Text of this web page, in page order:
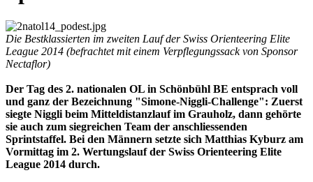
Die Bestklassierten im zweiten Lauf der Swiss Orienteering Elite
League 2014 (befrachtet mit einem Verpflegungssack von Sponsor
Nectaflor)
Der Tag des 2. nationalen OL in Schönbühl BE entsprach voll
und ganz der Bezeichnung "Simone-Niggli-Challenge": Zuerst
siegte Niggli beim Mitteldistanzlauf im Grauholz, dann gehörte
sie auch zum siegreichen Team der anschliessenden
Sprintstaffel. Bei den Männern setzte sich Matthias Kyburz am
Vormittag im 2. Wertungslauf der Swiss Orienteering Elite
League 2014 durch.